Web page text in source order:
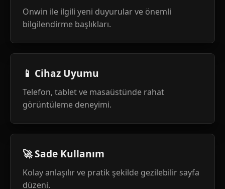
Onwin ile ilgili yeni duyurular ve önemli
bilgilendirme başlıkları.
📱 Cihaz Uyumu
Telefon, tablet ve masaüstünde rahat
görüntüleme deneyimi.
🚀 Sade Kullanım
Kolay anlaşılır ve pratik şekilde gezilebilir sayfa
düzeni.